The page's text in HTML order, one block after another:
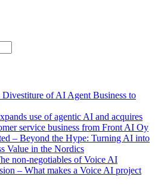
of AI Agent Business to
use of agentic AI and acquires
service business from Front AI Oy
– Beyond the Hype: Turning AI into
Value in the Nordics
non-negotiables of Voice AI
– What makes a Voice AI project